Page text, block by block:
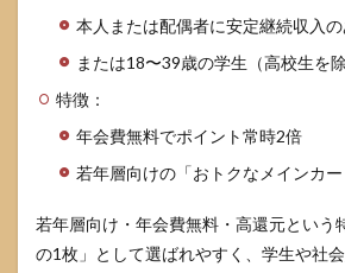
3.1
がか
かる
タイ
ミン
名乗
（社
はな
本人または配偶者に安定継続収入
または18〜39歳の学生（高校生を除
特徴：
年会費無料でポイント常時2倍
若年層向けの「おトクなメインカ
若年層向け・年会費無料・高還元という
の1枚」として選ばれやすく、学生や社